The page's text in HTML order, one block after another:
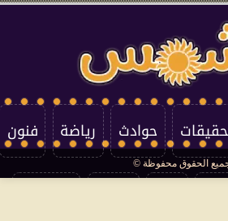
حوادث رياضة فنون
الحقوق محفوظة ©